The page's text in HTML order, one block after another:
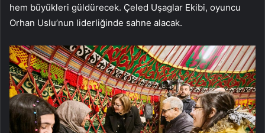
hem büyükleri güldürecek. Çeled Uşaglar Ekibi, oyuncu
Orhan Uslu’nun liderliğinde sahne alacak.